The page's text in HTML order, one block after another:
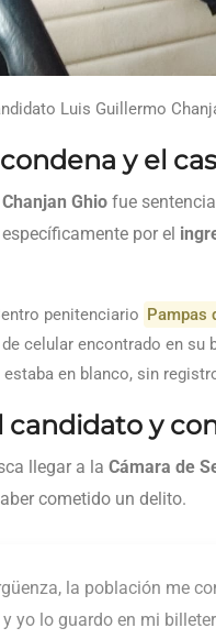
Luis Guillermo
y el
Chanjan Ghio fue
por el
penitenciario Pampas
de celular encontrado en su
en blanco, sin
candidato y
llegar a la Cámara de
cometido un delito.
la población me
yo lo guardo en mi